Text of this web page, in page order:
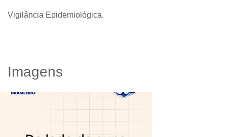
Vigilância Epidemiológica.
Imagens